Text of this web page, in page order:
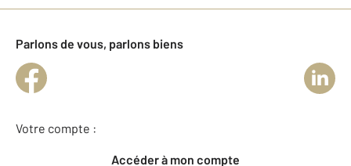
Parlons de vous, parlons biens
Votre compte :
Accéder à mon compte